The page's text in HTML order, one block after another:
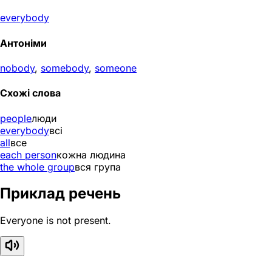
everybody
Антоніми
nobody, somebody, someone
Схожі слова
peopleлюди
everybodyвсі
allвсе
each personкожна людина
the whole groupвся група
Приклад речень
Everyone is not present.